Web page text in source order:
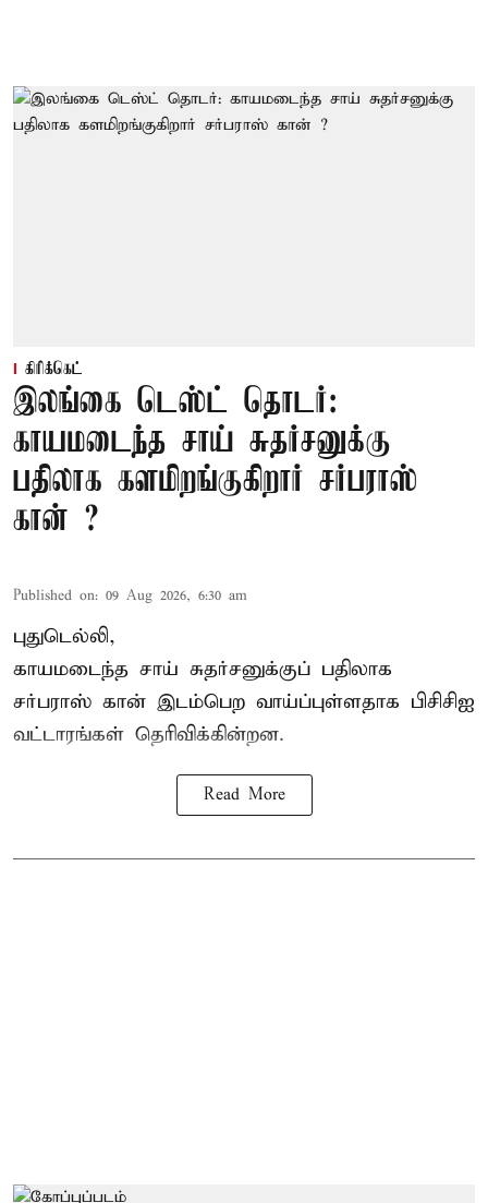
கிரிக்கெட்
இலங்கை டெஸ்ட் தொடர்:
காயமடைந்த சாய் சுதர்சனுக்கு
பதிலாக களமிறங்குகிறார் சர்பராஸ்
கான் ?
Published on: 09 Aug 2026, 6:30 am
புதுடெல்லி,
காயமடைந்த சாய் சுதர்சனுக்குப் பதிலாக
சர்பராஸ் கான் இடம்பெற வாய்ப்புள்ளதாக பிசிசிஐ
வட்டாரங்கள் தெரிவிக்கின்றன.
Read More